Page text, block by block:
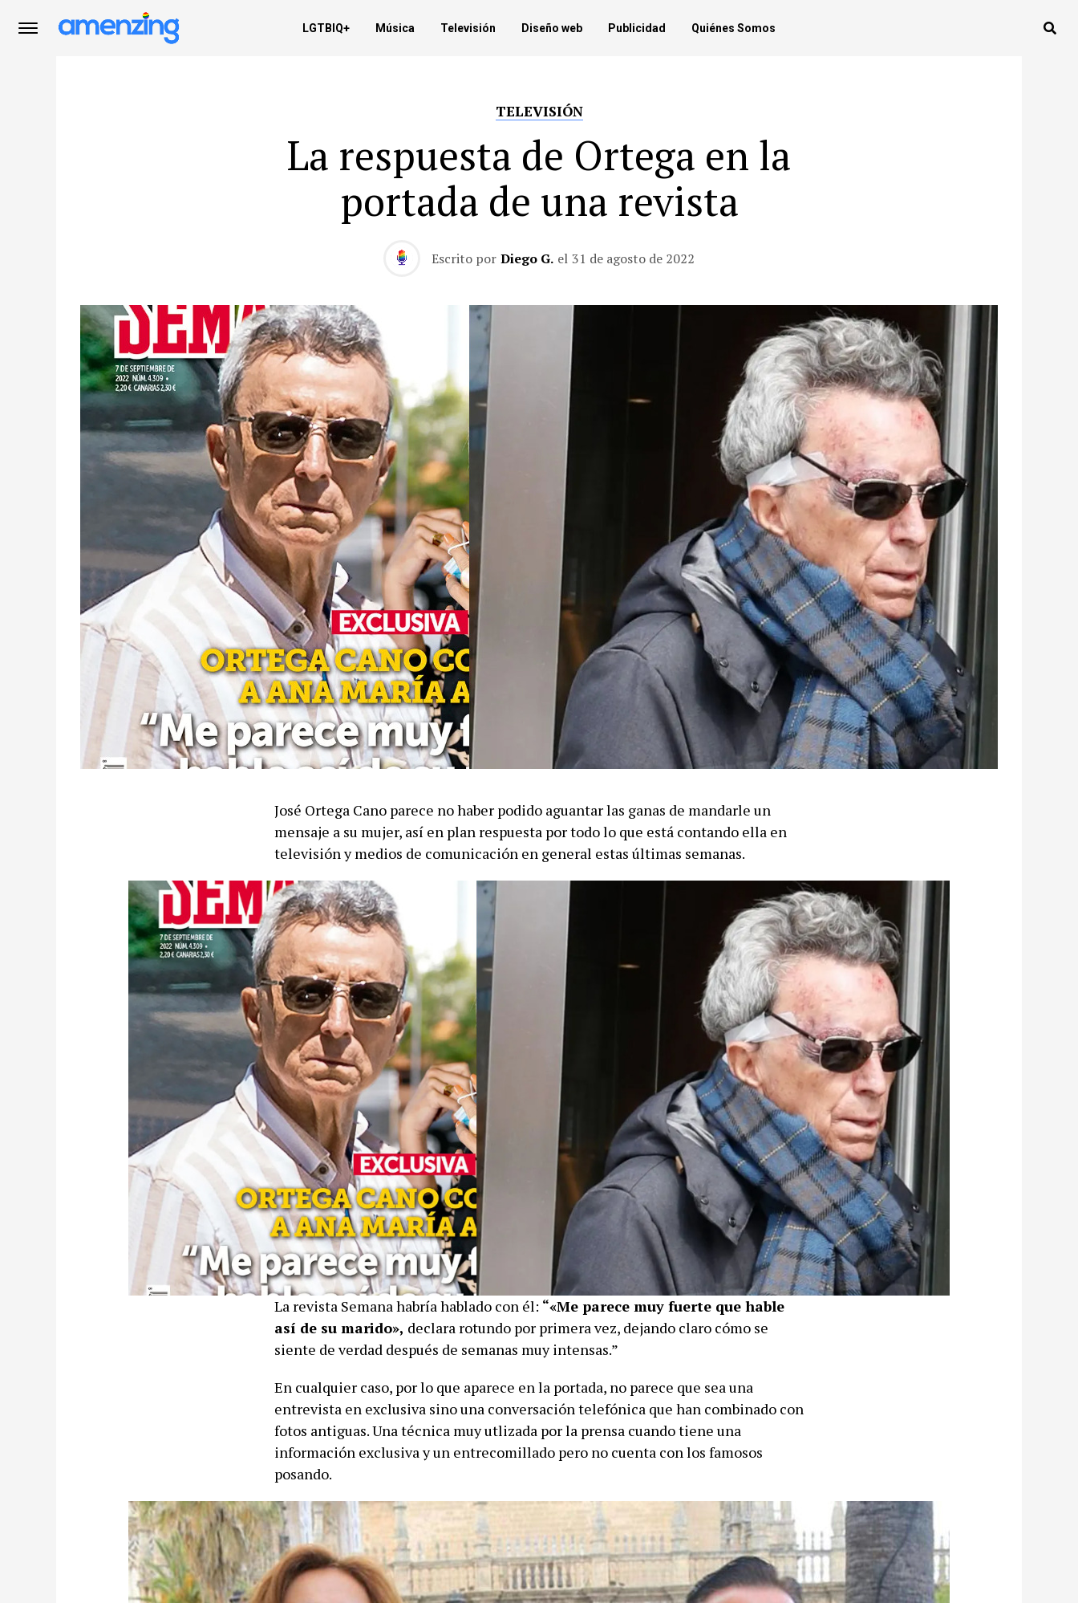
LGTBIQ+ Música Televisión Diseño web Publicidad Quiénes Somos
TELEVISIÓN
La respuesta de Ortega en la
portada de una revista
Escrito por Diego G. el 31 de agosto de 2022
José Ortega Cano parece no haber podido aguantar las ganas de mandarle un
mensaje a su mujer, así en plan respuesta por todo lo que está contando ella en
televisión y medios de comunicación en general estas últimas semanas.
La revista Semana habría hablado con él: “«Me parece muy fuerte que hable
así de su marido», declara rotundo por primera vez, dejando claro cómo se
siente de verdad después de semanas muy intensas.”
En cualquier caso, por lo que aparece en la portada, no parece que sea una
entrevista en exclusiva sino una conversación telefónica que han combinado con
fotos antiguas. Una técnica muy utlizada por la prensa cuando tiene una
información exclusiva y un entrecomillado pero no cuenta con los famosos
posando.